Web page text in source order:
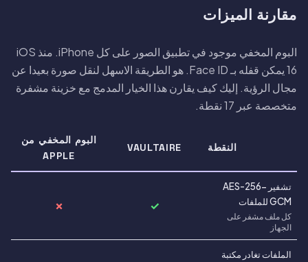
مقارنة الميزات
البوم المخفي موجود في تطبيق الصور على كل iPhone. منذ iOS
16 يمكن قفله بـ Face ID. هو الطريقة الاسهل لنقل صورة بعيدا عن
مجال الرؤية. إليك كيف يقارن هذا الخيار المدمج مع خزينة مشفرة
متخصصة عبر 17 نقطة.
النقطة VAULTAIRE
البوم المخفي من
APPLE
تشفير AES-256-
GCM للملفات
كل ملف مشفر على
الجهاز
✓
✗
الملفات تغادر مكتبة